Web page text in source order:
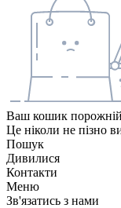
Ваш кошик
Це ніколи не пізно
Пошук
Дивилися
Контакти
Меню
Зв'язатись з нами